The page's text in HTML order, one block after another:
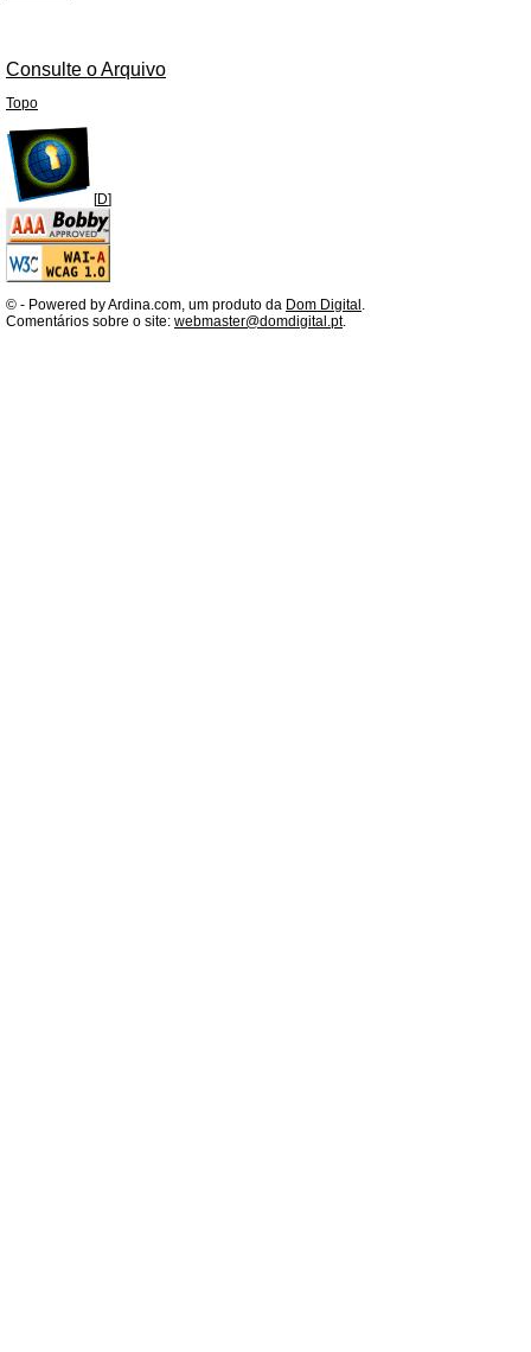
Consulte o Arquivo
Topo
[D]
© - Powered by Ardina.com, um produto da Dom Digital .
Comentários sobre o site: webmaster@domdigital.pt.